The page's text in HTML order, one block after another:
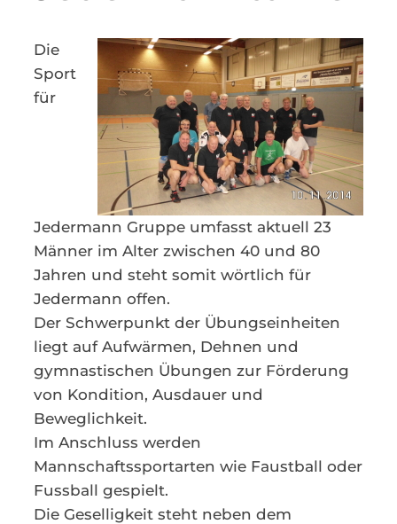
Kontakt
Die
Sport
für
Jedermann Gruppe umfasst aktuell 23
Männer im Alter zwischen 40 und 80
Jahren und steht somit wörtlich für
Jedermann offen.
Der Schwerpunkt der Übungseinheiten
liegt auf Aufwärmen, Dehnen und
gymnastischen Übungen zur Förderung
von Kondition, Ausdauer und
Beweglichkeit.
Im Anschluss werden
Mannschaftssportarten wie Faustball oder
Fussball gespielt.
Die Geselligkeit steht neben dem